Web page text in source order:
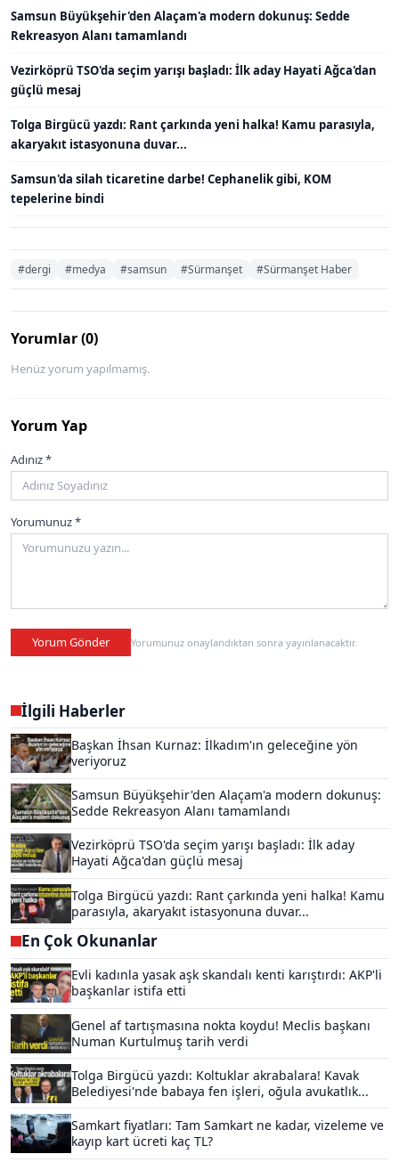
Samsun Büyükşehir'den Alaçam'a modern dokunuş: Sedde
Rekreasyon Alanı tamamlandı
Vezirköprü TSO'da seçim yarışı başladı: İlk aday Hayati Ağca'dan
güçlü mesaj
Tolga Birgücü yazdı: Rant çarkında yeni halka! Kamu parasıyla,
akaryakıt istasyonuna duvar...
Samsun'da silah ticaretine darbe! Cephanelik gibi, KOM
tepelerine bindi
#dergi #medya #samsun #Sürmanşet #Sürmanşet Haber
Yorumlar (0)
Henüz yorum yapılmamış.
Yorum Yap
Adınız *
Yorumunuz *
Yorum Gönder Yorumunuz onaylandıktan sonra yayınlanacaktır.
İlgili Haberler
Başkan İhsan Kurnaz: İlkadım'ın geleceğine yön
veriyoruz
Samsun Büyükşehir'den Alaçam'a modern dokunuş:
Sedde Rekreasyon Alanı tamamlandı
Vezirköprü TSO'da seçim yarışı başladı: İlk aday
Hayati Ağca'dan güçlü mesaj
Tolga Birgücü yazdı: Rant çarkında yeni halka! Kamu
parasıyla, akaryakıt istasyonuna duvar...
En Çok Okunanlar
Evli kadınla yasak aşk skandalı kenti karıştırdı: AKP'li
başkanlar istifa etti
Genel af tartışmasına nokta koydu! Meclis başkanı
Numan Kurtulmuş tarih verdi
Tolga Birgücü yazdı: Koltuklar akrabalara! Kavak
Belediyesi'nde babaya fen işleri, oğula avukatlık...
Samkart fiyatları: Tam Samkart ne kadar, vizeleme ve
kayıp kart ücreti kaç TL?